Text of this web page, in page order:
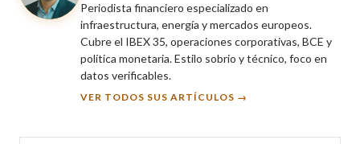
Periodista financiero especializado en
infraestructura, energía y mercados europeos.
Cubre el IBEX 35, operaciones corporativas, BCE y
política monetaria. Estilo sobrio y técnico, foco en
datos verificables.
VER TODOS SUS ARTÍCULOS →